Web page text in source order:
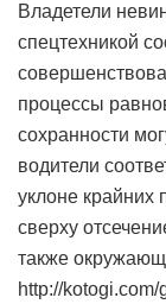
Владетели
спецтехникой
процессы
сохранности
водители
уклоне крайних
сверху
также
http://